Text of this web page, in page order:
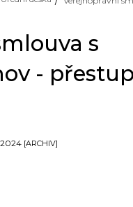
s
-
[ARCHIV]